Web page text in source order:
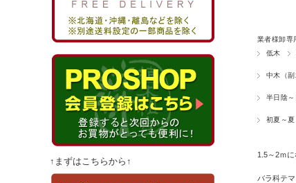
業者様卸専
低木
中木（副
半日陰
初夏～夏
1.5～2ｍ
バラ科テ
↑まずはこちらから↑